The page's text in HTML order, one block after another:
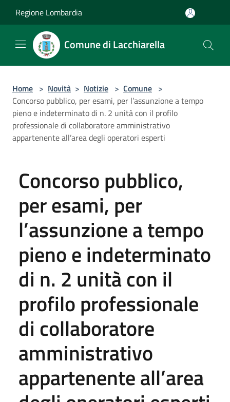
Regione Lombardia
Comune di Lacchiarella
Home > Novità > Notizie > Comune >
Concorso pubblico, per esami, per l’assunzione a tempo
pieno e indeterminato di n. 2 unità con il profilo
professionale di collaboratore amministrativo
appartenente all’area degli operatori esperti
Concorso pubblico,
per esami, per
l’assunzione a tempo
pieno e indeterminato
di n. 2 unità con il
profilo professionale
di collaboratore
amministrativo
appartenente all’area